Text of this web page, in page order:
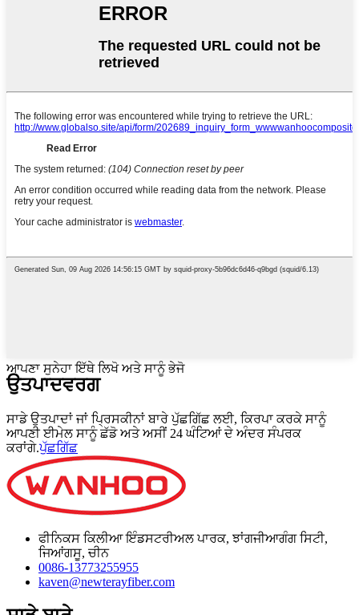
ਆਪਣਾ ਸੁਨੇਹਾ ਇੱਥੇ ਲਿਖੋ ਅਤੇ ਸਾਨੂੰ ਭੇਜੋ
ਉਤਪਾਦਵਰਗ
ਸਾਡੇ ਉਤਪਾਦਾਂ ਜਾਂ ਪ੍ਰਿਸਕੀਨਾਂ ਬਾਰੇ ਪੁੱਛਗਿੱਛ ਲਈ, ਕਿਰਪਾ ਕਰਕੇ ਸਾਨੂੰ
ਆਪਣੀ ਈਮੇਲ ਸਾਨੂੰ ਛੱਡੋ ਅਤੇ ਅਸੀਂ 24 ਘੰਟਿਆਂ ਦੇ ਅੰਦਰ ਸੰਪਰਕ
ਕਰਾਂਗੇ.ਪੁੱਛਗਿੱਛ
ਫੀਨਿਕਸ ਕਿਲੀਆ ਇੰਡਸਟਰੀਅਲ ਪਾਰਕ, ​​ਝਾਂਗਜੀਆਗੰਗ ਸਿਟੀ,
ਜਿਆਂਗਸੂ, ਚੀਨ
0086-13773255955
kaven@newterayfiber.com